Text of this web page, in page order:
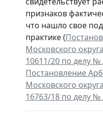
признаков
что нашло свое
практике (
Московского
10611/20 по делу №
Постановление
Московского
16763/18 по делу №